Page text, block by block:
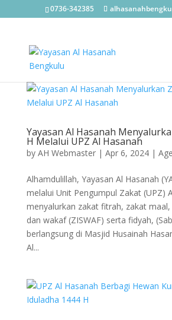
0736-342385
Yayasan Al Hasanah
H Melalui UPZ Al Hasanah
by AH Webmaster| Apr 6, 2024|
Alhamdulillah, Yayasan Al Hasanah
melalui Unit Pengumpul Zakat (UPZ)
menyalurkan zakat fitrah, zakat
dan wakaf (ZISWAF) serta fidyah,
berlangsung di Masjid Husainah
Al...